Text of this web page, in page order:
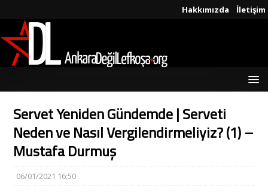
Hakkımızda İletişim
Servet Yeniden Gündemde | Serveti
Neden ve Nasıl Vergilendirmeliyiz? (1) –
Mustafa Durmuş
06/01/2021 16:50